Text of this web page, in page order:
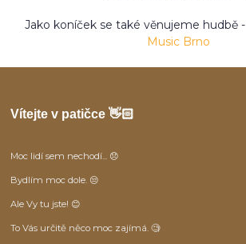
Jako koníček se také věnujeme hudbě -
Music Brno
Vítejte v patičce 👋🏻
Moc lidí sem nechodí... 😞
Bydlím moc dole. 😒
Ale Vy tu jste! 😊
To Vás určitě něco moc zajímá. 🧐